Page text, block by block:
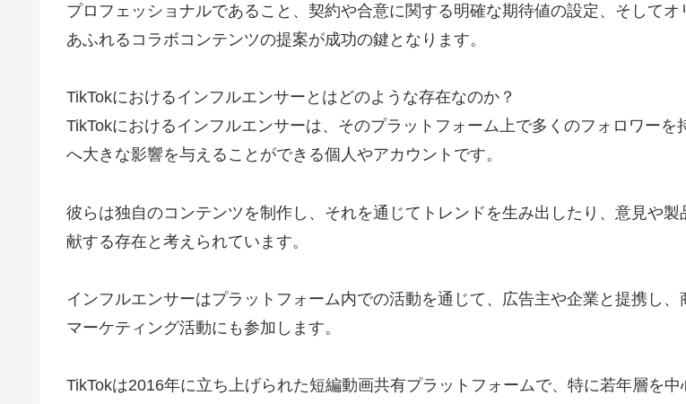
プロフェッショナルであること、契約や合意に関する明確な期待値の設定、そしてオ
あふれるコラボコンテンツの提案が成功の鍵となります。
TikTokにおけるインフルエンサーとはどのような存在なのか？
TikTokにおけるインフルエンサーは、そのプラットフォーム上で多くのフォロワーを
へ大きな影響を与えることができる個人やアカウントです。
彼らは独自のコンテンツを制作し、それを通じてトレンドを生み出したり、意見や製
献する存在と考えられています。
インフルエンサーはプラットフォーム内での活動を通じて、広告主や企業と提携し、
マーケティング活動にも参加します。
TikTokは2016年に立ち上げられた短編動画共有プラットフォームで、特に若年層を